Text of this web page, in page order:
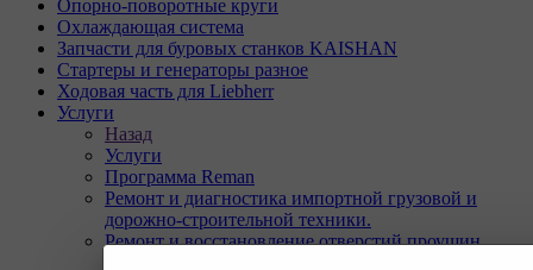
Опорно-поворотные круги
Охлаждающая система
Запчасти для буровых станков KAISHAN
Стартеры и генераторы разное
Ходовая часть для Liebherr
Услуги
Назад
Услуги
Программа Reman
Ремонт и диагностика импортной грузовой и
дорожно-строительной техники.
Ремонт и восстановление отверстий проушин